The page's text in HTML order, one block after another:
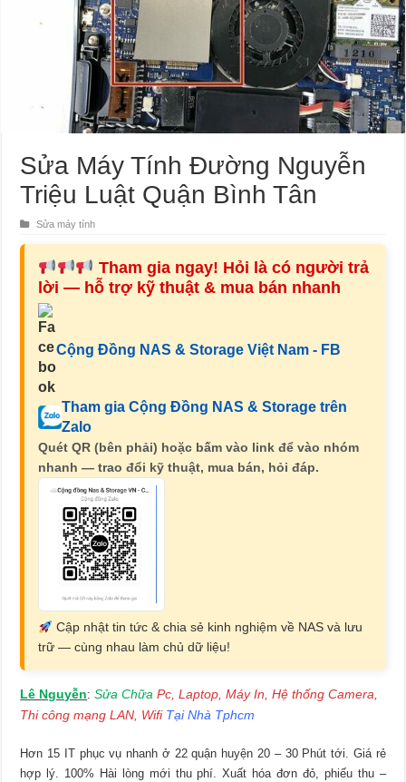
Sửa Máy Tính Đường Nguyễn
Triệu Luật Quận Bình Tân
Sửa máy tính
Tham gia ngay! Hỏi là có người trả
lời — hỗ trợ kỹ thuật & mua bán nhanh
Cộng Đồng NAS & Storage Việt Nam - FB
Tham gia Cộng Đồng NAS & Storage trên
Zalo
Quét QR (bên phải) hoặc bấm vào link để vào nhóm
nhanh — trao đổi kỹ thuật, mua bán, hỏi đáp.
Cập nhật tin tức & chia sẻ kinh nghiệm về NAS và lưu
trữ — cùng nhau làm chủ dữ liệu!
Lê Nguyễn:Sửa Chữa Pc, Laptop, Máy In, Hệ thống Camera,
Thi công mạng LAN, Wifi Tại Nhà Tphcm
Hơn 15 IT phục vụ nhanh ở 22 quận huyện 20 – 30 Phút tới. Giá rẻ
hợp lý. 100% Hài lòng mới thu phí. Xuất hóa đơn đỏ, phiếu thu –